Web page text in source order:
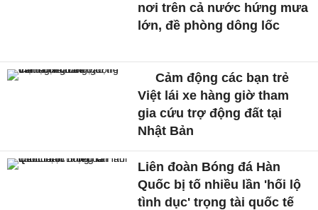
nơi trên cả nước hứng mưa
lớn, đề phòng dông lốc
Cảm động các bạn trẻ
Việt lái xe hàng giờ tham
gia cứu trợ động đất tại
Nhật Bản
Liên đoàn Bóng đá Hàn
Quốc bị tố nhiều lần 'hối lộ
tình dục' trọng tài quốc tế